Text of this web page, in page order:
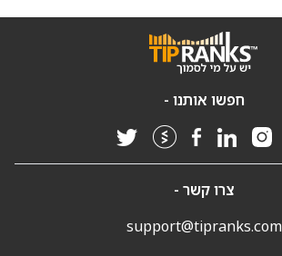
חפשו אותנו -
צרו קשר -
support@tipranks.com